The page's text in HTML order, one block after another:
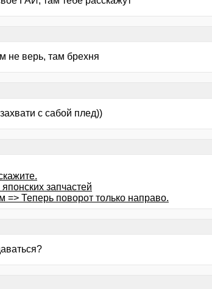
не верь, там брехня
с сабой плед))
запчастей
=> Теперь поворот только направо.